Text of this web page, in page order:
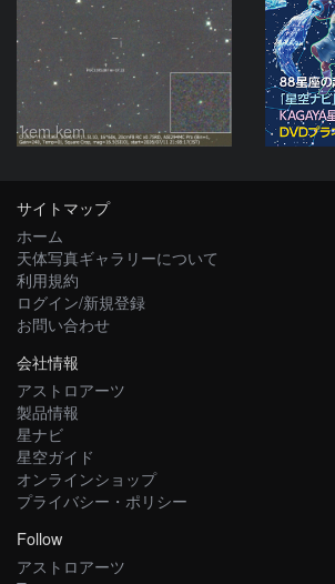
kem.kem
サイトマップ
ホーム
天体写真ギャラリーについて
利用規約
ログイン/新規登録
お問い合わせ
会社情報
アストロアーツ
製品情報
星ナビ
星空ガイド
オンラインショップ
プライバシー・ポリシー
Follow
アストロアーツ